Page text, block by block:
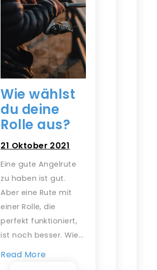
Wie wählst
du deine
Rolle aus?
21 Oktober 2021
Eine gute Angelrute
zu haben ist gut.
Aber eine Rute mit
einer Rolle, die
perfekt funktioniert,
ist noch besser. Wie…
Read More